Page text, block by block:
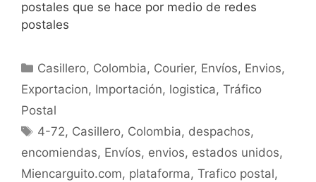
postales que se hace por medio de redes
postales
Casillero, Colombia, Courier, Envíos, Envios,
Exportacion, Importación, logistica, Tráfico
Postal
4-72, Casillero, Colombia, despachos,
encomiendas, Envíos, envios, estados unidos,
Miencarguito.com, plataforma, Trafico postal,